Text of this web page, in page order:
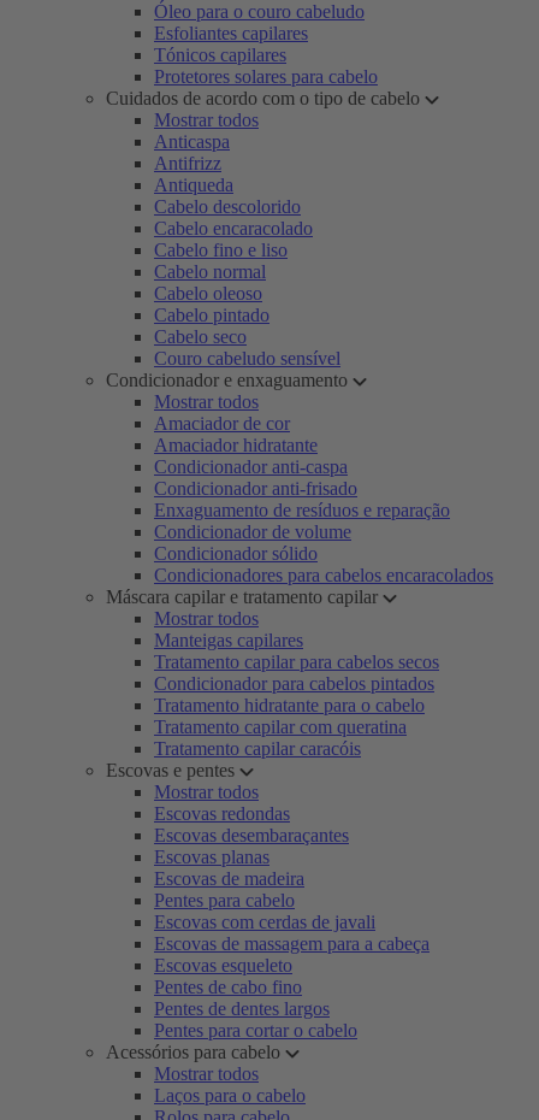
Óleo para o couro cabeludo
Esfoliantes capilares
Tónicos capilares
Protetores solares para cabelo
Cuidados de acordo com o tipo de cabelo
Mostrar todos
Anticaspa
Antifrizz
Antiqueda
Cabelo descolorido
Cabelo encaracolado
Cabelo fino e liso
Cabelo normal
Cabelo oleoso
Cabelo pintado
Cabelo seco
Couro cabeludo sensível
Condicionador e enxaguamento
Mostrar todos
Amaciador de cor
Amaciador hidratante
Condicionador anti-caspa
Condicionador anti-frisado
Enxaguamento de resíduos e reparação
Condicionador de volume
Condicionador sólido
Condicionadores para cabelos encaracolados
Máscara capilar e tratamento capilar
Mostrar todos
Manteigas capilares
Tratamento capilar para cabelos secos
Condicionador para cabelos pintados
Tratamento hidratante para o cabelo
Tratamento capilar com queratina
Tratamento capilar caracóis
Escovas e pentes
Mostrar todos
Escovas redondas
Escovas desembaraçantes
Escovas planas
Escovas de madeira
Pentes para cabelo
Escovas com cerdas de javali
Escovas de massagem para a cabeça
Escovas esqueleto
Pentes de cabo fino
Pentes de dentes largos
Pentes para cortar o cabelo
Acessórios para cabelo
Mostrar todos
Laços para o cabelo